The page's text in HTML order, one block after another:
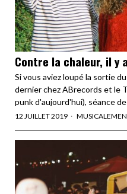
Contre la chaleur, il y
Si vous aviez loupé la sortie
dernier chez ABrecords et le
punk d'aujourd'hui), séance
12 JUILLET 2019